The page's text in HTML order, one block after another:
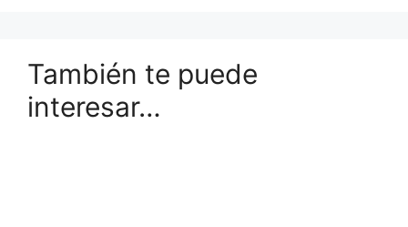
También te puede
interesar…